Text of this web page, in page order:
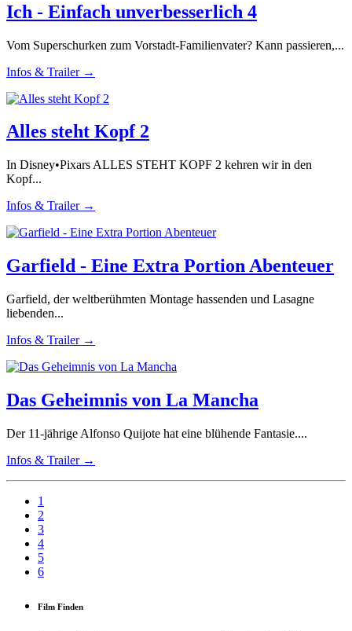
Ich - Einfach unverbesserlich 4
Vom Superschurken zum Vorstadt-Familienvater? Kann passieren,...
Infos & Trailer →
Alles steht Kopf 2
In Disney•Pixars ALLES STEHT KOPF 2 kehren wir in den
Kopf...
Infos & Trailer →
Garfield - Eine Extra Portion Abenteuer
Garfield, der weltberühmten Montage hassenden und Lasagne
liebenden...
Infos & Trailer →
Das Geheimnis von La Mancha
Der 11-jährige Alfonso Quijote hat eine blühende Fantasie....
Infos & Trailer →
1
2
3
4
5
6
Film Finden